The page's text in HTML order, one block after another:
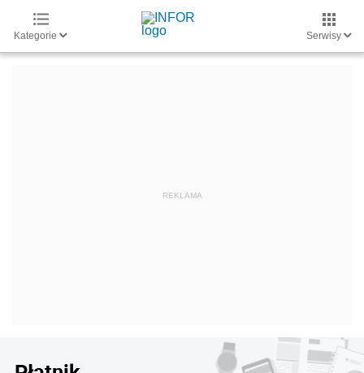
Kategorie Serwisy